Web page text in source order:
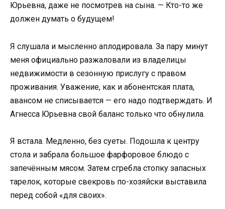
Юрьевна, даже не посмотрев на сына. — Кто-то же
должен думать о будущем!
Я слушала и мысленно аплодировала. За пару минут
меня официально разжаловали из владелицы
недвижимости в сезонную прислугу с правом
проживания. Уважение, как и абонентская плата,
авансом не списывается — его надо подтверждать. И
Агнесса Юрьевна свой баланс только что обнулила.
Я встала. Медленно, без суеты. Подошла к центру
стола и забрала большое фарфоровое блюдо с
запечённым мясом. Затем сгребла стопку запасных
тарелок, которые свекровь по-хозяйски выставила
перед собой «для своих».